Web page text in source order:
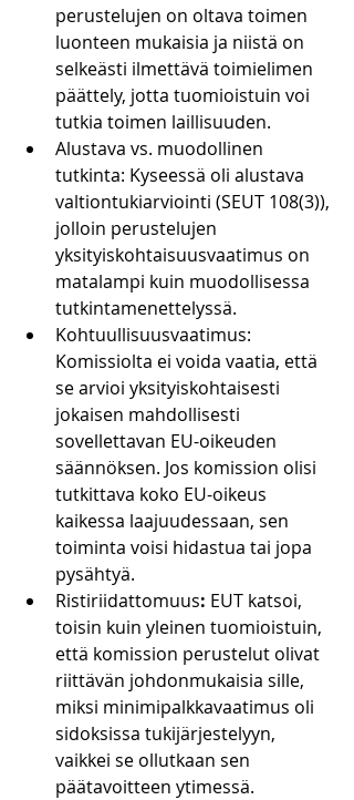
perustelujen on oltava toimen
luonteen mukaisia ja niistä on
selkeästi ilmettävä toimielimen
päättely, jotta tuomioistuin voi
tutkia toimen laillisuuden.
Alustava vs. muodollinen
tutkinta: Kyseessä oli alustava
valtiontukiarviointi (SEUT 108(3)),
jolloin perustelujen
yksityiskohtaisuusvaatimus on
matalampi kuin muodollisessa
tutkintamenettelyssä.
Kohtuullisuusvaatimus:
Komissiolta ei voida vaatia, että
se arvioi yksityiskohtaisesti
jokaisen mahdollisesti
sovellettavan EU-oikeuden
säännöksen. Jos komission olisi
tutkittava koko EU-oikeus
kaikessa laajuudessaan, sen
toiminta voisi hidastua tai jopa
pysähtyä.
Ristiriidattomuus: EUT katsoi,
toisin kuin yleinen tuomioistuin,
että komission perustelut olivat
riittävän johdonmukaisia sille,
miksi minimipalkkavaatimus oli
sidoksissa tukijärjestelyyn,
vaikkei se ollutkaan sen
päätavoitteen ytimessä.